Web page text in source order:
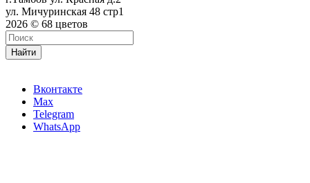
ул. Мичуринская 48 стр1
2026 © 68 цветов
Найти
Вконтакте
Max
Telegram
WhatsApp